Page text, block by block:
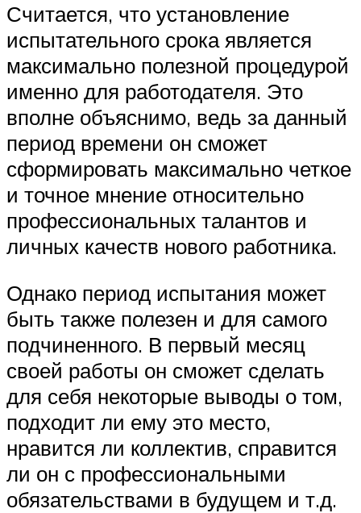
Считается, что установление
испытательного срока является
максимально полезной процедурой
именно для работодателя. Это
вполне объяснимо, ведь за данный
период времени он сможет
сформировать максимально четкое
и точное мнение относительно
профессиональных талантов и
личных качеств нового работника.
Однако период испытания может
быть также полезен и для самого
подчиненного. В первый месяц
своей работы он сможет сделать
для себя некоторые выводы о том,
подходит ли ему это место,
нравится ли коллектив, справится
ли он с профессиональными
обязательствами в будущем и т.д.